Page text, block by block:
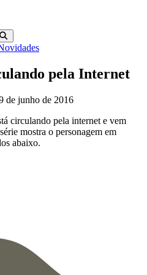
pela Internet
de junho de 2016
circulando pela internet e vem
mostra o personagem em
abaixo.